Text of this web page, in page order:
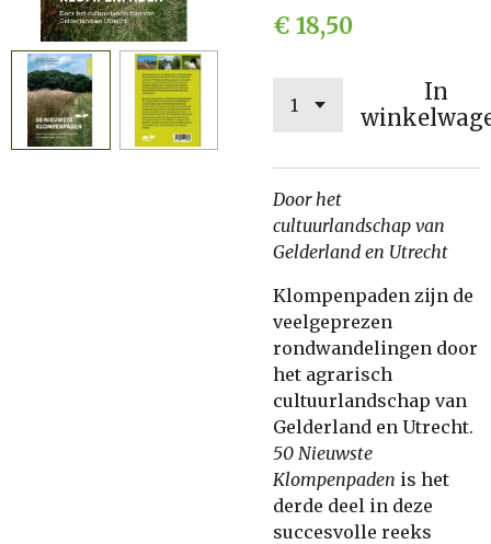
€ 18,50
In
Door het
cultuurlandschap van
Gelderland en Utrecht
Klompenpaden zijn de
veelgeprezen
rondwandelingen door
het agrarisch
cultuurlandschap van
Gelderland en Utrecht.
50 Nieuwste
Klompenpaden is het
derde deel in deze
succesvolle reeks